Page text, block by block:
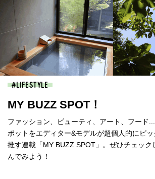
LIFESTYLE
MY BUZZ SPOT！
ファッション、ビューティ、アート、フード
ポットをエディター&モデルが超個人的にピ
推す連載「MY BUZZ SPOT」。ぜひチェック
んでみよう！